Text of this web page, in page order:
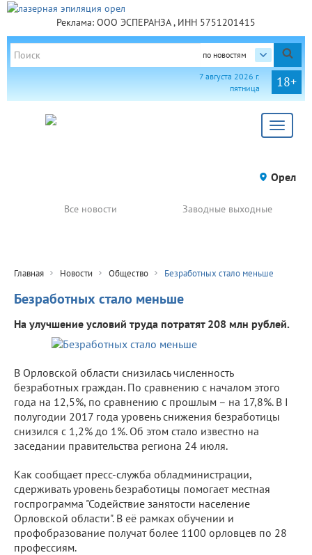
Реклама: ООО ЭСПЕРАНЗА , ИНН 5751201415
по новостям
18+
7 августа 2026 г.
пятница
Toggle
Орел
Все новости Заводные выходные
Главная Новости Общество Безработных стало меньше
Безработных стало меньше
На улучшение условий труда потратят 208 млн рублей.
В Орловской области снизилась численность
безработных граждан. По сравнению с началом этого
года на 12,5%, по сравнению с прошлым – на 17,8%. В I
полугодии 2017 года уровень снижения безработицы
снизился с 1,2% до 1%. Об этом стало известно на
заседании правительства региона 24 июля.
Как сообщает пресс-служба обладминистрации,
сдерживать уровень безработицы помогает местная
госпрограмма "Содействие занятости население
Орловской области". В её рамках обучении и
профобразование получат более 1100 орловцев по 28
профессиям.